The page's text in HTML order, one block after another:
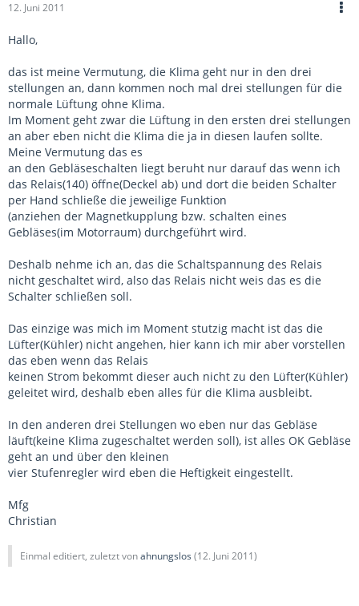
12. Juni 2011
Hallo,
das ist meine Vermutung, die Klima geht nur in den drei
stellungen an, dann kommen noch mal drei stellungen für die
normale Lüftung ohne Klima.
Im Moment geht zwar die Lüftung in den ersten drei stellungen
an aber eben nicht die Klima die ja in diesen laufen sollte.
Meine Vermutung das es
an den Gebläseschalten liegt beruht nur darauf das wenn ich
das Relais(140) öffne(Deckel ab) und dort die beiden Schalter
per Hand schließe die jeweilige Funktion
(anziehen der Magnetkupplung bzw. schalten eines
Gebläses(im Motorraum) durchgeführt wird.
Deshalb nehme ich an, das die Schaltspannung des Relais
nicht geschaltet wird, also das Relais nicht weis das es die
Schalter schließen soll.
Das einzige was mich im Moment stutzig macht ist das die
Lüfter(Kühler) nicht angehen, hier kann ich mir aber vorstellen
das eben wenn das Relais
keinen Strom bekommt dieser auch nicht zu den Lüfter(Kühler)
geleitet wird, deshalb eben alles für die Klima ausbleibt.
In den anderen drei Stellungen wo eben nur das Gebläse
läuft(keine Klima zugeschaltet werden soll), ist alles OK Gebläse
geht an und über den kleinen
vier Stufenregler wird eben die Heftigkeit eingestellt.
Mfg
Christian
Einmal editiert, zuletzt vonahnungslos (12. Juni 2011)